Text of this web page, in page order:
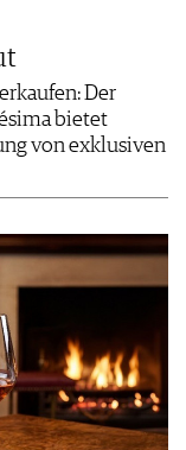
Der
bietet
von exklusiven